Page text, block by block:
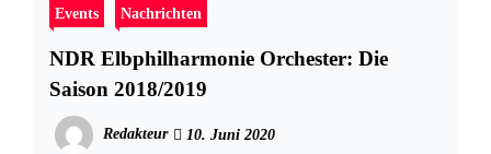
Events Nachrichten
NDR Elbphilharmonie Orchester: Die
Saison 2018/2019
Redakteur 10. Juni 2020